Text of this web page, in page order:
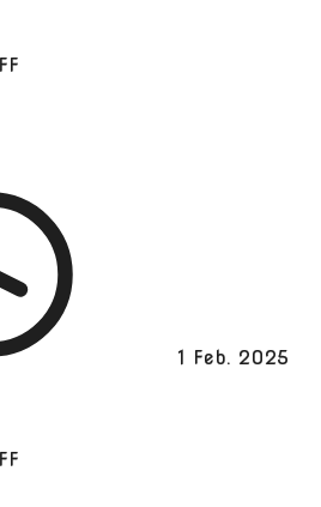
1 Feb. 2025